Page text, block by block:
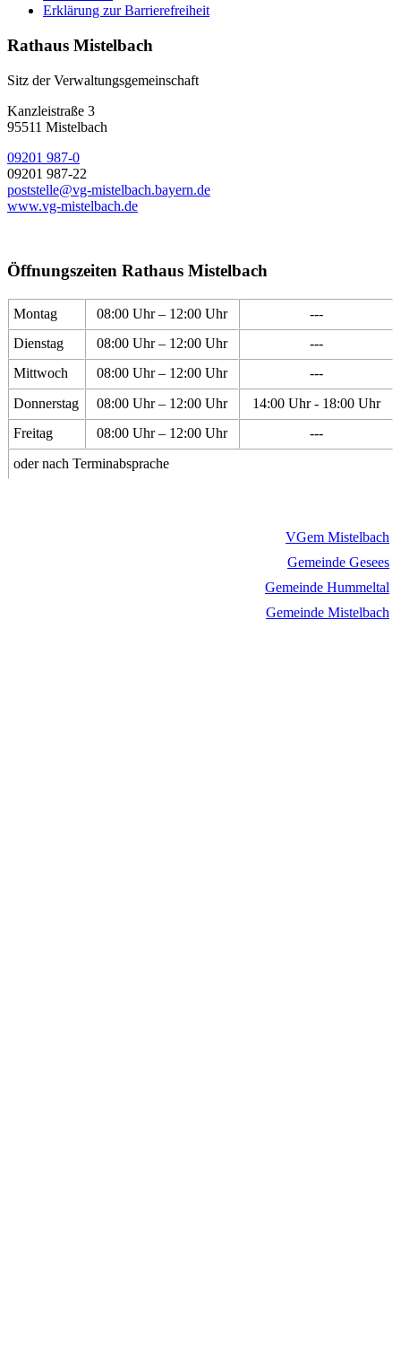
Erklärung zur Barrierefreiheit
Rathaus Mistelbach
Sitz der Verwaltungsgemeinschaft
Kanzleistraße 3
95511 Mistelbach
09201 987-0
09201 987-22
poststelle@vg-mistelbach.bayern.de
www.vg-mistelbach.de
Öffnungszeiten Rathaus Mistelbach
Montag 08:00 Uhr – 12:00 Uhr
---
Dienstag
08:00 Uhr – 12:00 Uhr
---
Mittwoch
08:00 Uhr – 12:00 Uhr
---
Donnerstag
08:00 Uhr – 12:00 Uhr
14:00 Uhr - 18:00 Uhr
Freitag
08:00 Uhr – 12:00 Uhr
---
oder nach Terminabsprache
VGem Mistelbach
Gemeinde Gesees
Gemeinde Hummeltal
Gemeinde Mistelbach